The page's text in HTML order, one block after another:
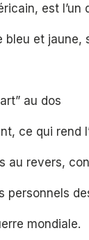
est
et jaune,
au dos
ce qui
au revers,
mondiale.